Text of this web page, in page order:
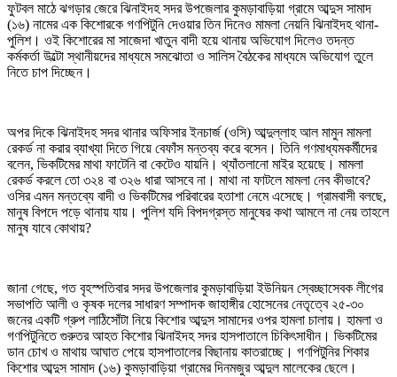
ফুটবল মাঠে ঝগড়ার জেরে ঝিনাইদহ সদর উপজেলার কুমড়াবাড়িয়া গ্রামে আব্দুস সামাদ
(১৬) নামের এক কিশোরকে গণপিটুনি দেওয়ার তিন দিনেও মামলা নেয়নি ঝিনাইদহ থানা-
পুলিশ। ওই কিশোরের মা সাজেদা খাতুন বাদী হয়ে থানায় অভিযোগ দিলেও তদন্ত
কর্মকর্তা উল্টো স্থানীয়দের মাধ্যমে সমঝোতা ও সালিস বৈঠকের মাধ্যমে অভিযোগ তুলে
নিতে চাপ দিচ্ছেন।
অপর দিকে ঝিনাইদহ সদর থানার অফিসার ইনচার্জ (ওসি) আব্দুল্লাহ আল মামুন মামলা
রেকর্ড না করার ব্যাখ্যা দিতে গিয়ে বেফাঁস মন্তব্য করে বসেন। তিনি গণমাধ্যমকর্মীদের
বলেন, ভিকটিমের মাথা ফাটেনি বা কেটেও যায়নি। থ্যাঁতলানো মাইর হয়েছে। মামলা
রেকর্ড করলে তো ৩২৪ বা ৩২৬ ধারা আসবে না। মাথা না ফাটলে মামলা নেব কীভাবে?
ওসির এমন মন্তব্যে বাদী ও ভিকটিমের পরিবারের হতাশা নেমে এসেছে। গ্রামবাসী বলছে,
মানুষ বিপদে পড়ে থানায় যায়। পুলিশ যদি বিপদগ্রস্ত মানুষের কথা আমলে না নেয় তাহলে
মানুষ যাবে কোথায়?
জানা গেছে, গত বৃহস্পতিবার সদর উপজেলার কুমড়াবাড়িয়া ইউনিয়ন স্বেচ্ছাসেবক লীগের
সভাপতি আলী ও কৃষক দলের সাধারণ সম্পাদক জাহাঙ্গীর হোসেনের নেতৃত্বে ২৫-৩০
জনের একটি গ্রুপ লাঠিসোঁটা নিয়ে কিশোর আব্দুস সামাদের ওপর হামলা চালায়। হামলা ও
গণপিটুনিতে গুরুতর আহত কিশোর ঝিনাইদহ সদর হাসপাতালে চিকিৎসাধীন। ভিকটিমের
ডান চোখ ও মাথায় আঘাত পেয়ে হাসপাতালের বিছানায় কাতরাচ্ছে। গণপিটুনির শিকার
কিশোর আব্দুস সামাদ (১৬) কুমড়াবাড়িয়া গ্রামের দিনমজুর আব্দুল মালেকের ছেলে।